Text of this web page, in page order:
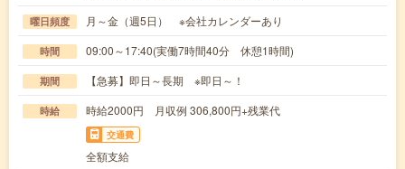
曜日頻度 月～金（週5日） ※会社カレンダーあり
時間 09:00～17:40(実働7時間40分 休憩1時間)
期間 【急募】即日～長期 ※即日～！
時給 時給2000円 月収例 306,800円+残業代
交通費
全額支給